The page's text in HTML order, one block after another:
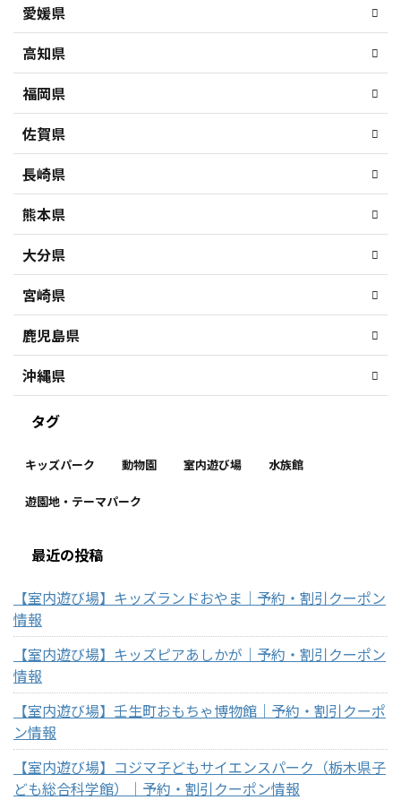
愛媛県
高知県
福岡県
佐賀県
長崎県
熊本県
大分県
宮崎県
鹿児島県
沖縄県
タグ
キッズパーク 動物園 室内遊び場 水族館
遊園地・テーマパーク
最近の投稿
【室内遊び場】キッズランドおやま｜予約・割引クーポン
情報
【室内遊び場】キッズピアあしかが｜予約・割引クーポン
情報
【室内遊び場】壬生町おもちゃ博物館｜予約・割引クーポ
ン情報
【室内遊び場】コジマ子どもサイエンスパーク（栃木県子
ども総合科学館）｜予約・割引クーポン情報